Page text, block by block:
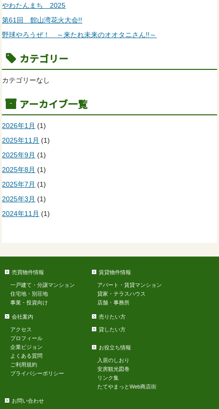
やわたんまち 2025
第61回 館山湾花火大会!!
野球やろうぜ！ ～来たれ未来のオオタニさん!!～
カテゴリー
カテゴリーなし
アーカイブ一覧
2026年1月 (1)
2025年11月 (1)
2025年9月 (1)
2025年8月 (1)
2025年7月 (1)
2025年3月 (1)
2024年11月 (1)
売買物件情報
一戸建て・分譲マンション
住宅地・別荘地
事業・投資向け
賃貸物件情報
アパート・賃貸マンション
貸家・テラスハウス
店舗・事務所
会社案内
アクセス
プロフィール
企業ビジョン
よくある質問
ご利用規約
プライバシーポリシー
売りたい方
貸したい方
お役立ち情報
入居のしおり
安房観光図巻
リンク集
たてやまっとWeb商店街
お問い合わせ